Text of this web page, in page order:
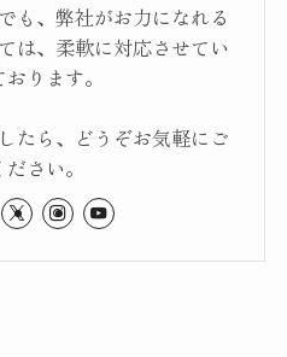
も、弊社がお力になれる
は、柔軟に対応させてい
ります。
たら、どうぞお気軽にご
さい。